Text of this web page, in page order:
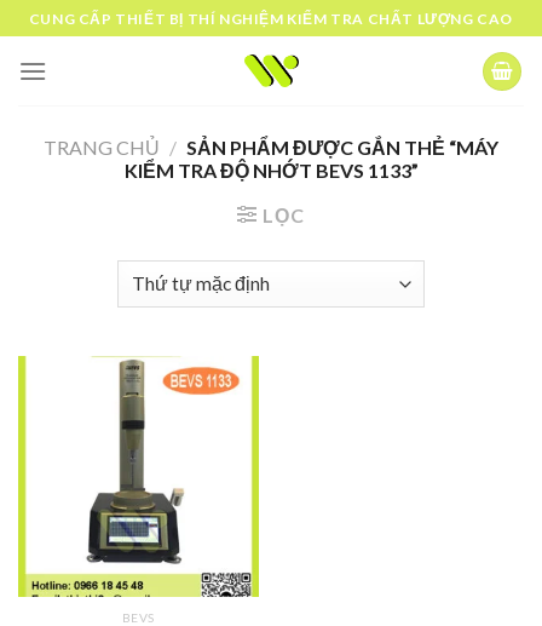
Skip
to
content
CUNG CẤP THIẾT BỊ THÍ NGHIỆM KIỂM TRA CHẤT LƯỢNG CAO
TRANG CHỦ / SẢN PHẨM ĐƯỢC GẮN THẺ “MÁY
KIỂM TRA ĐỘ NHỚT BEVS 1133”
LỌC
BEVS